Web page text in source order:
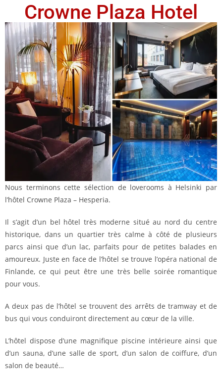
Crowne Plaza Hotel
Nous terminons cette sélection de loverooms à Helsinki par
l’hôtel Crowne Plaza – Hesperia.
Il s’agit d’un bel hôtel très moderne situé au nord du centre
historique, dans un quartier très calme à côté de plusieurs
parcs ainsi que d’un lac, parfaits pour de petites balades en
amoureux. Juste en face de l’hôtel se trouve l’opéra national de
Finlande, ce qui peut être une très belle soirée romantique
pour vous.
A deux pas de l’hôtel se trouvent des arrêts de tramway et de
bus qui vous conduiront directement au cœur de la ville.
L’hôtel dispose d’une magnifique piscine intérieure ainsi que
d’un sauna, d’une salle de sport, d’un salon de coiffure, d’un
salon de beauté…